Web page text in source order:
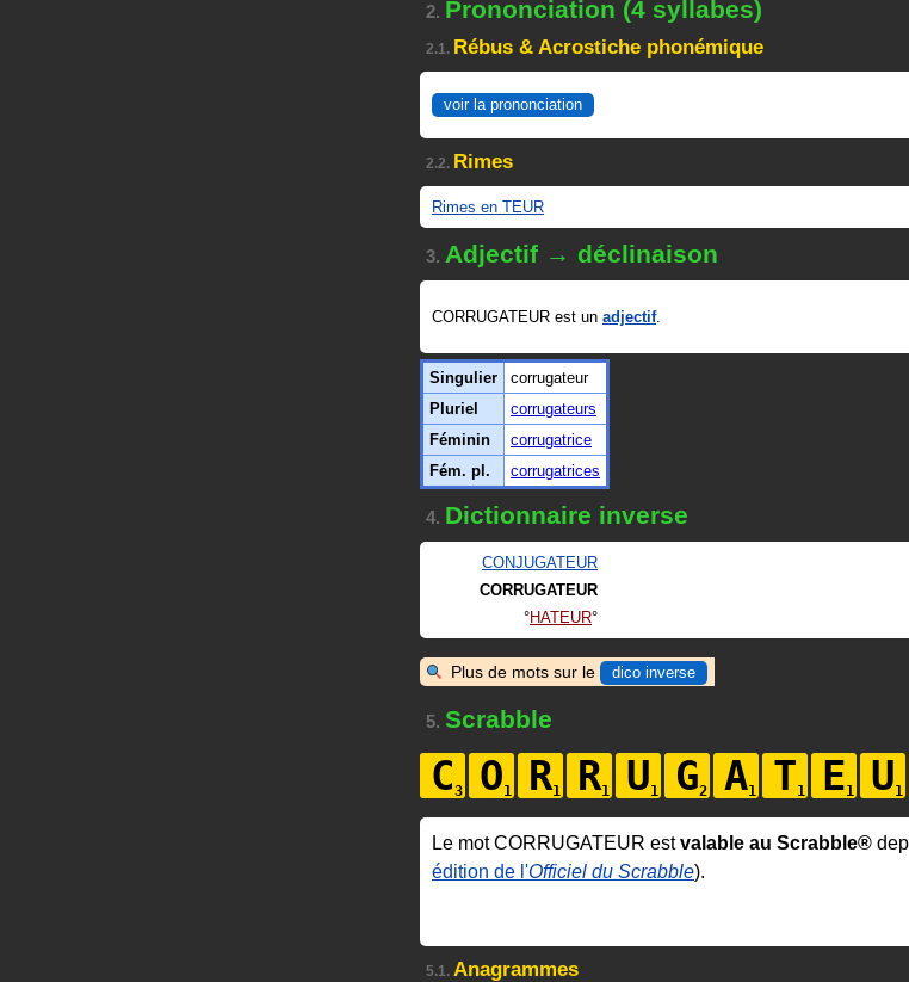
2. Prononciation (4 syllabes)
2.1. Rébus & Acrostiche phonémique
voir la prononciation
2.2. Rimes
Rimes en TEUR
3. Adjectif → déclinaison
CORRUGATEUR est un adjectif.
Singulier
corrugateur
Pluriel
corrugateurs
Féminin
corrugatrice
Fém. pl.
corrugatrices
4. Dictionnaire inverse
CONJUGATEUR
CORRUGATEUR
HATEUR
Plus de mots sur le dico inverse
5. Scrabble
C O R R U G A T E U
Le mot CORRUGATEUR estvalable au Scrabble®
édition de l'Officiel du Scrabble).
5.1. Anagrammes